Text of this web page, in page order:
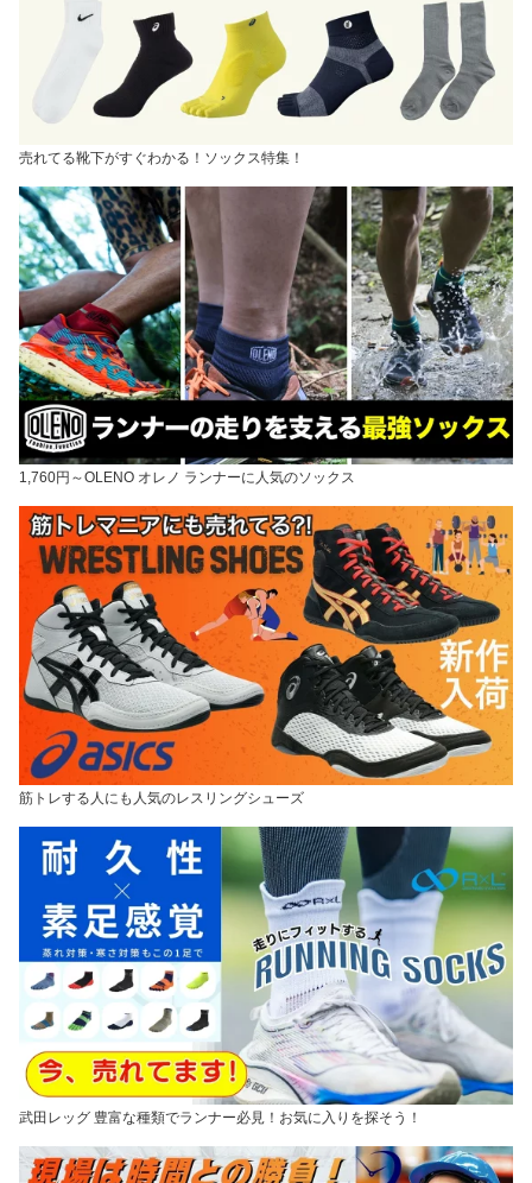
売れてる靴下がすぐわかる！ソックス特集！
1,760円～OLENO オレノ ランナーに人気のソックス
筋トレする人にも人気のレスリングシューズ
武田レッグ 豊富な種類でランナー必見！お気に入りを探そう！